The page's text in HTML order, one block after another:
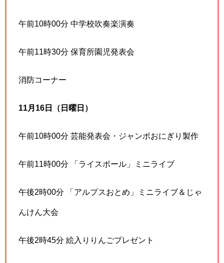
午前10時00分 中学校吹奏楽演奏
午前11時30分 保育所園児発表会
消防コーナー
11月16日（日曜日）
午前10時00分 芸能発表会・ジャンボおにぎり製作
午前11時00分 「ライスボール」ミニライブ
午後2時00分 「アルプスおとめ」ミニライブ＆じゃ
んけん大会
午後2時45分 絵入りりんごプレゼント